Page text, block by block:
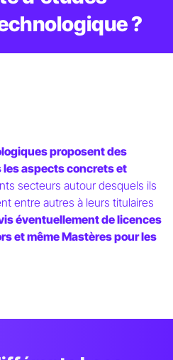
?
proposent des
aspects concrets et
secteurs autour desquels ils
entre autres à leurs titulaires
éventuellement de licences
et même Mastères pour les